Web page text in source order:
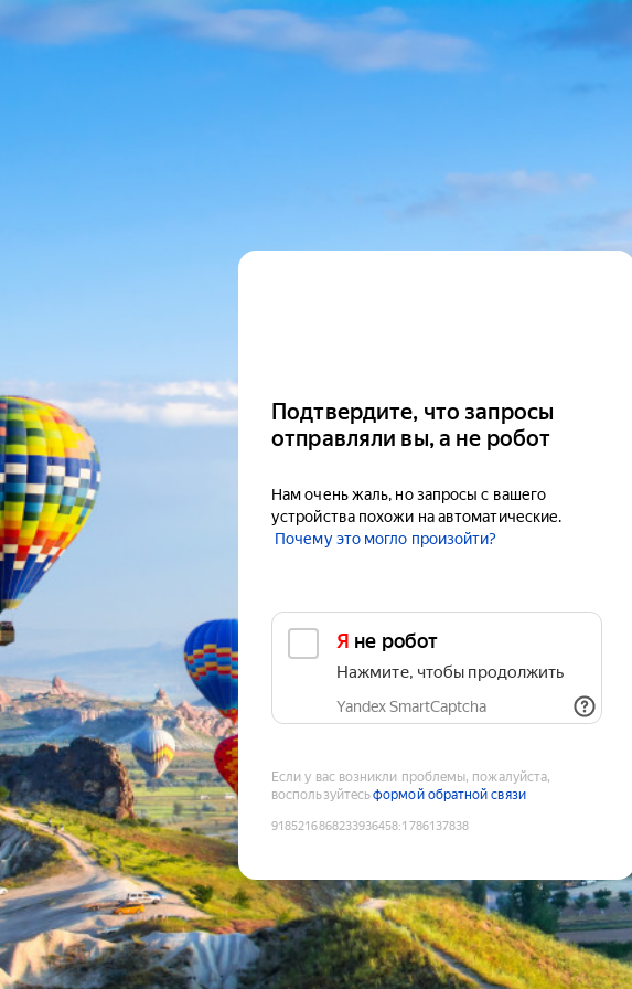
Подтвердите, что запросы
отправляли вы, а не робот
Нам очень жаль, но запросы с вашего
устройства похожи на автоматические.
Почему это могло произойти?
Я не робот
Нажмите, чтобы продолжить
Yandex SmartCaptcha
Если у вас возникли проблемы, пожалуйста,
воспользуйтесьформой обратной связи
9185216868233936458:1786137838